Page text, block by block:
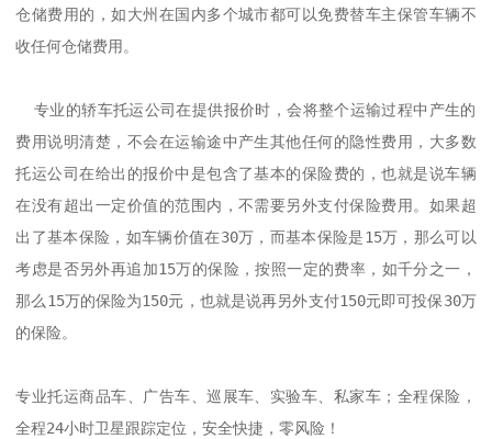
仓储费用的，如大州在国内多个城市都可以免费替车主保管车辆不
收任何仓储费用。
  专业的轿车托运公司在提供报价时，会将整个运输过程中产生的
费用说明清楚，不会在运输途中产生其他任何的隐性费用，大多数
托运公司在给出的报价中是包含了基本的保险费的，也就是说车辆
在没有超出一定价值的范围内，不需要另外支付保险费用。如果超
出了基本保险，如车辆价值在30万，而基本保险是15万，那么可以
考虑是否另外再追加15万的保险，按照一定的费率，如千分之一，
那么15万的保险为150元，也就是说再另外支付150元即可投保30万
的保险。
专业托运商品车、广告车、巡展车、实验车、私家车；全程保险，
全程24小时卫星跟踪定位，安全快捷，零风险！